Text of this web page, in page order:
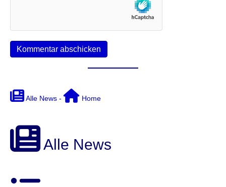
Alle News - Home
Alle News